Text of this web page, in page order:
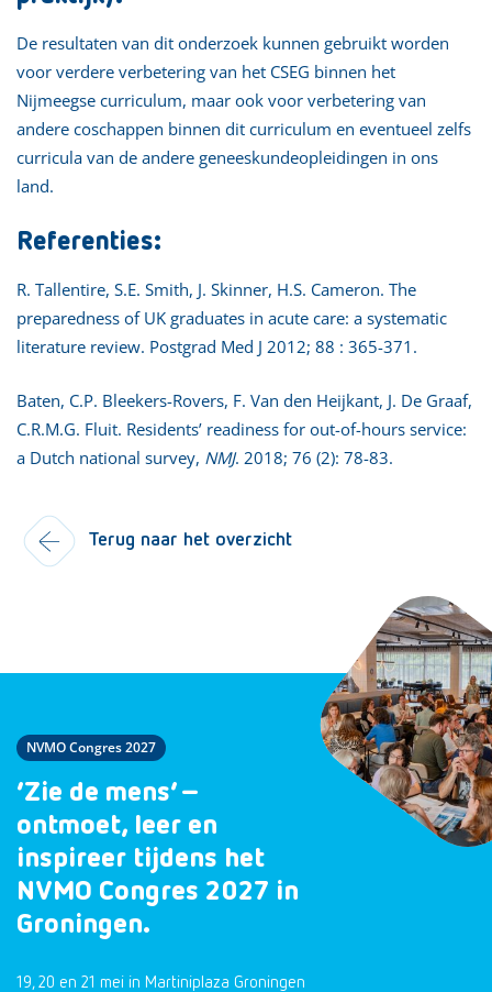
De resultaten van dit onderzoek kunnen gebruikt worden
voor verdere verbetering van het CSEG binnen het
Nijmeegse curriculum, maar ook voor verbetering van
andere coschappen binnen dit curriculum en eventueel zelfs
curricula van de andere geneeskundeopleidingen in ons
land.
Referenties:
R. Tallentire, S.E. Smith, J. Skinner, H.S. Cameron. The
preparedness of UK graduates in acute care: a systematic
literature review. Postgrad Med J 2012; 88 : 365-371.
Baten, C.P. Bleekers-Rovers, F. Van den Heijkant, J. De Graaf,
C.R.M.G. Fluit. Residents’ readiness for out-of-hours service:
a Dutch national survey, NMJ. 2018; 76 (2): 78-83.
Terug naar het overzicht
NVMO Congres 2027
‘Zie de mens’ –
ontmoet, leer en
inspireer tijdens het
NVMO Congres 2027 in
Groningen.
19, 20 en 21 mei in Martiniplaza Groningen